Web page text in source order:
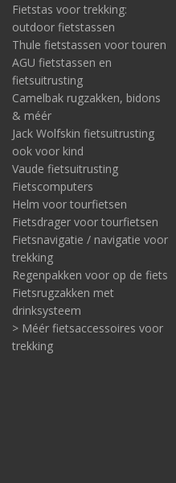
Fietstas voor trekking:
outdoor fietstassen
Thule fietstassen voor touren
AGU fietstassen en
fietsuitrusting
Camelbak rugzakken, bidons
& méér
Jack Wolfskin fietsuitrusting
ook voor kind
Vaude fietsuitrusting
Fietscomputers
Helm voor tourfietsen
Fietsdrager voor tourfietsen
Fietsnavigatie / navigatie voor
trekking
Regenpakken voor op de fiets
Fietsrugzakken met
drinksysteem
> Méér fietsaccessoires voor
trekking